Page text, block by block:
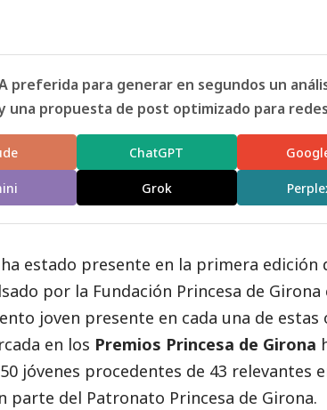
preferida para generar en segundos un
una propuesta de post optimizado para
ChatGPT
Grok
ha estado presente en la primera edición
por la Fundación Princesa de
joven presente en cada una de estas
en los Premios Princesa de Girona
jóvenes procedentes de 43 relevantes
parte del Patronato Princesa de Girona.